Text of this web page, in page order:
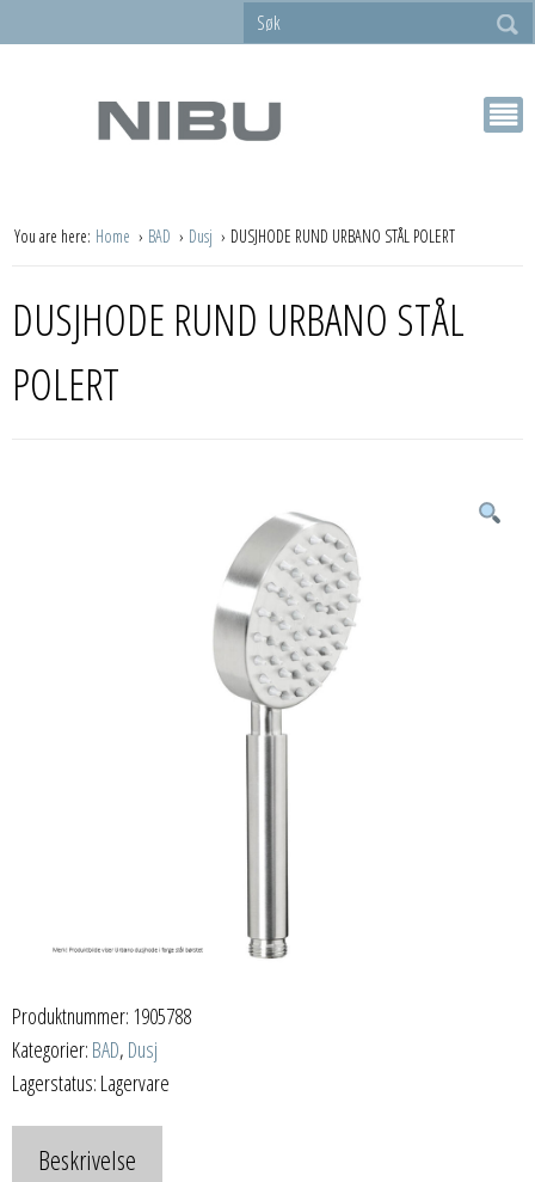
You are here: Home BAD Dusj DUSJHODE RUND URBANO STÅL POLERT
DUSJHODE RUND URBANO STÅL
POLERT
Produktnummer: 1905788
Kategorier: BAD, Dusj
Lagerstatus: Lagervare
Beskrivelse